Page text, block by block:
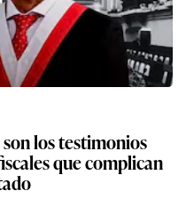
los testimonios
que complican